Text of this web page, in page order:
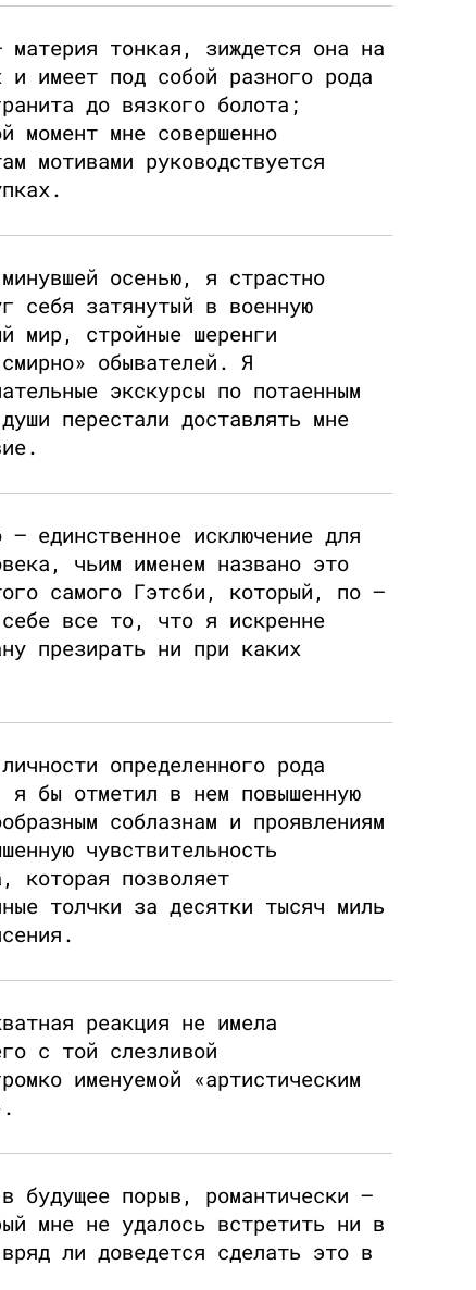
материя тонкая, зиждется она на
и имеет под собой разного рода
до вязкого болота;
момент мне совершенно
мотивами руководствуется
осенью, я страстно
себя затянутый в военную
мир, стройные шеренги
обывателей. Я
экскурсы по потаенным
перестали доставлять мне
единственное исключение для
чьим именем названо это
самого Гэтсби, который, по —
все то, что я искренне
презирать ни при каких
определенного рода
я бы отметил в нем повышенную
соблазнам и проявлениям
чувствительность
которая позволяет
толчки за десятки тысяч миль
реакция не имела
с той слезливой
именуемой «артистическим
будущее порыв, романтически —
мне не удалось встретить ни в
ли доведется сделать это в